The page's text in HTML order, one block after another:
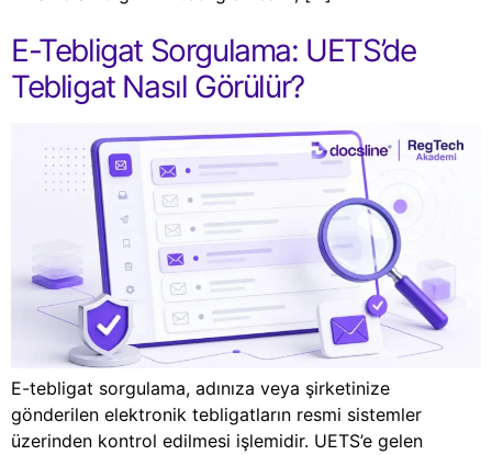
E-Tebligat Sorgulama: UETS’de
Tebligat Nasıl Görülür?
E-tebligat sorgulama, adınıza veya şirketinize
gönderilen elektronik tebligatların resmi sistemler
üzerinden kontrol edilmesi işlemidir. UETS’e gelen